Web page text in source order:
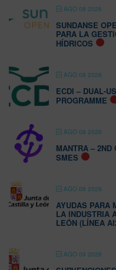
AGO 08 2026
SUNDANSE
PARA LA
HÍDRICOS
AGO 08 2026
ECDI – DUAL-
PROGRAMME
AGO 08 2026
MANTRA – 2ND
SMES
AGO 08 2026
AYUDAS PARA
LA INDUSTRIA
LEÓN (LÍNEA
AGO 09 2026